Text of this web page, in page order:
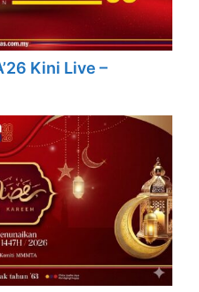
Kini Live –